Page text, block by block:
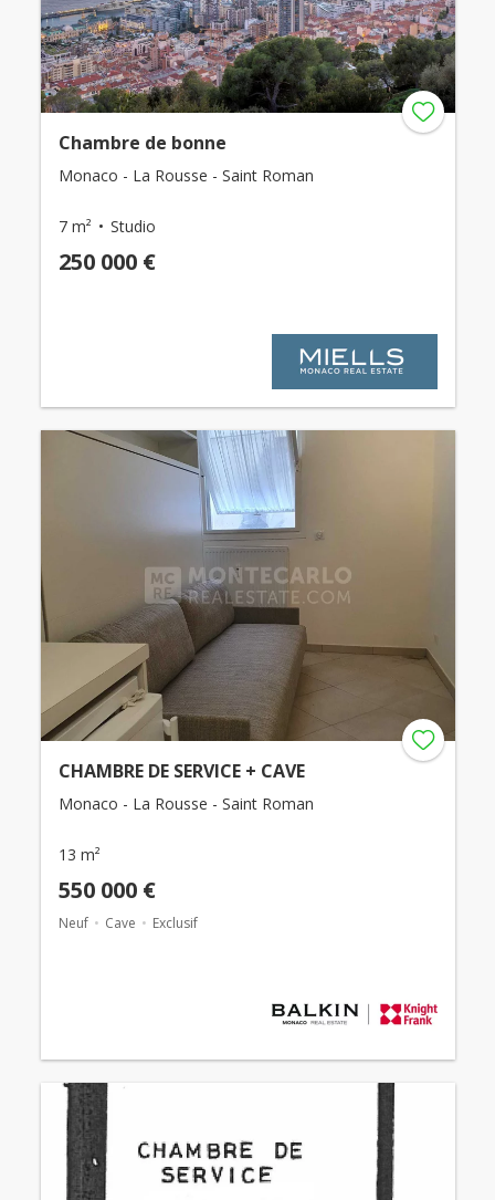
Chambre de bonne
Monaco - La Rousse - Saint Roman
7 m² Studio
250 000 €
CHAMBRE DE SERVICE + CAVE
Monaco - La Rousse - Saint Roman
13 m²
550 000 €
Neuf Cave Exclusif